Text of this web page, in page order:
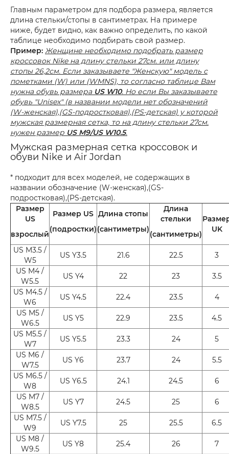
Главным параметром для подбора размера, является
длина стельки/стопы в сантиметрах. На примере
ниже, будет видно, как важно определить, по какой
таблице необходимо подбирать свой размер.
Пример: Женщине необходимо подобрать размер
кроссовок Nike на длину стельки 27см. или длину
стопы 26,2см. Если заказываете "Женскую" модель с
пометками (W) или (WMNS), то согласно таблице Вам
нужна обувь размера US W10. Но если Вы заказываете
обувь "Unisex" (в названии модели нет обозначений
(W-женская),(GS-подростковая),(PS-детская) у которой
мужская размерная сетка, то на длину стельки 27см.
нужен размер US M9/US W10.5.
Мужская размерная сетка кроссовок и
обуви Nike и Air Jordan
* подходит для всех моделей, не содержащих в
названии обозначение (W-женская),(GS-
подростковая),(PS-детская).
Размер
US
взрослый
Размер US
(подростки)
Длина стопы
(сантиметры)
Длина
стельки
(сантиметры)
UK
US M3.5 /
W5
US Y3.5 21.6 22.5
3
US M4 /
W5.5
US Y4 22 23
3.5
US M4.5 /
W6
US Y4.5 22.4 23.5
4
US M5 /
W6.5
US Y5 22.9 23.5
4.5
US M5.5 /
W7
US Y5.5 23.3 24
5
US M6 /
W7.5
US Y6 23.7 24
5.5
US M6.5 /
W8
US Y6.5 24.1 24.5
6
US M7 /
W8.5
US Y7 24.5 25
6
US M7.5 /
W9
US Y7.5 25 25.5
6.5
US M8 /
W9.5
US Y8 25.4 26
7